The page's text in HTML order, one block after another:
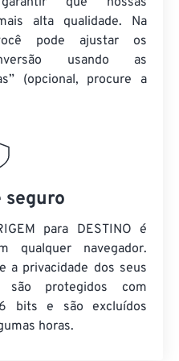
alta qualidade. Na
pode ajustar os
usando as
(opcional, procure a
seguro
para DESTINO é
qualquer navegador.
a privacidade dos seus
são protegidos com
bits e são excluídos
horas.